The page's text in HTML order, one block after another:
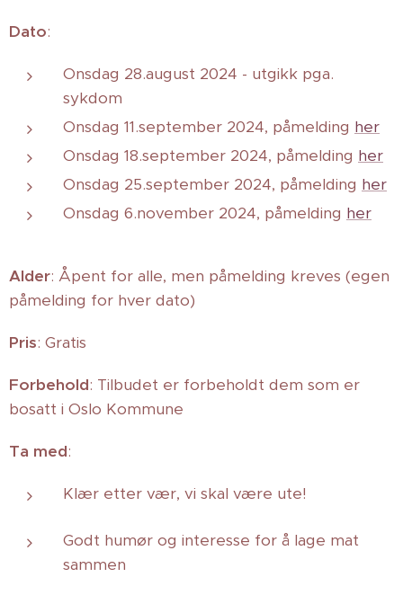
Dato:
Onsdag 28.august 2024 - utgikk pga.
sykdom
Onsdag 11.september 2024, påmelding her
Onsdag 18.september 2024, påmelding her
Onsdag 25.september 2024, påmelding her
Onsdag 6.november 2024, påmelding her
Alder: Åpent for alle, men påmelding kreves (egen
påmelding for hver dato)
Pris: Gratis
Forbehold: Tilbudet er forbeholdt dem som er
bosatt i Oslo Kommune
Ta med:
Klær etter vær, vi skal være ute!
Godt humør og interesse for å lage mat
sammen